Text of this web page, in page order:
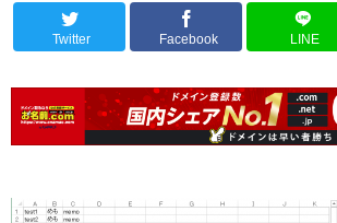
Twitter Facebook LINE